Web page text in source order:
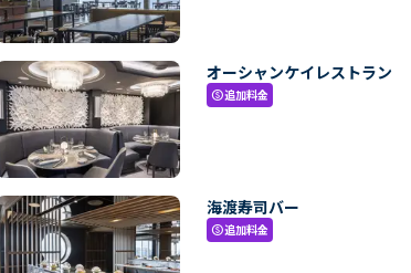
オーシャンケイレストラン
paid追加料金
海渡寿司バー
paid追加料金